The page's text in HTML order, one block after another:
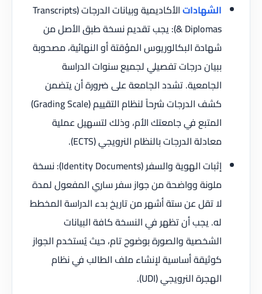
الشهادات
الأكاديمية وبيانات الدرجات (Transcripts
& Diplomas): يجب تقديم نسخة طبق الأصل من
شهادة البكالوريوس المؤقتة أو النهائية، مصحوبة
ببيان درجات تفصيلي لجميع سنوات الدراسة
الجامعية. تشدد الجامعة على ضرورة أن يتضمن
كشف الدرجات شرحاً لنظام التقييم (Grading Scale)
المتبع في جامعتك الأم، وذلك لتسهيل عملية
معادلة الدرجات بالنظام النرويجي (ECTS).
إثبات الهوية والسفر (Identity Documents): نسخة
ملونة وواضحة من جواز سفر ساري المفعول لمدة
لا تقل عن ستة أشهر من تاريخ بدء الدراسة المخطط
له. يجب أن تظهر في النسخة كافة البيانات
الشخصية والصورة بوضوح تام، حيث يُستخدم الجواز
كوثيقة أساسية لإنشاء ملف الطالب في نظام
الهجرة النرويجي (UDI).